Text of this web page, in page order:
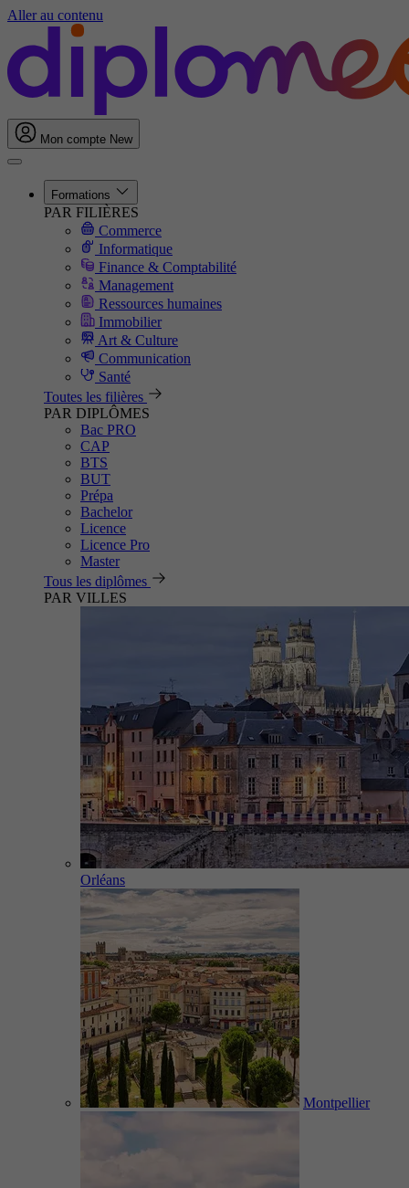
Aller au contenu
Mon compte New
Formations
PAR FILIÈRES
Commerce
Informatique
Finance & Comptabilité
Management
Ressources humaines
Immobilier
Art & Culture
Communication
Santé
Toutes les filières
PAR DIPLÔMES
Bac PRO
CAP
BTS
BUT
Prépa
Bachelor
Licence
Licence Pro
Master
Tous les diplômes
PAR VILLES
Orléans
Montpellier